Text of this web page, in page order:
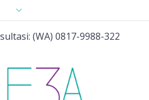
(WA) 0817-9988-322